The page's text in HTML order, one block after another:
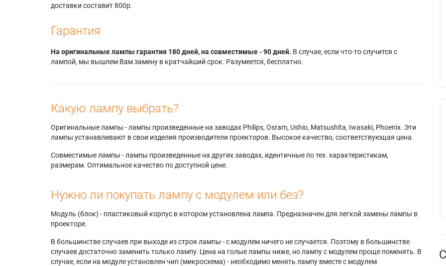
доставки составит 800р.
Гарантия
На оригинальные лампы гарантия 180 дней, на совместимые - 90 дней. В случае, если что-то случится с
лампой, мы вышлем Вам замену в кратчайший срок. Разумеется, бесплатно.
Какую лампу выбрать?
Оригинальные лампы - лампы произведенные на заводах Philips, Osram, Ushio, Matsushita, Iwasaki, Phoenix. Эти
лампы устанавливают в свои изделия производители проекторов. Высокое качество, соответствующая цена.
Совместимые лампы - лампы произведенные на других заводах, идентичные по тех. характеристикам,
размерам. Оптимальное качество по доступной цене.
Нужно ли покупать лампу с модулем или без?
Модуль (блок) - пластиковый корпус в котором установлена лампа. Предназначен для легкой замены лампы в
проекторе.
В большинстве случаев при выходе из строя лампы - с модулем ничего не случается. Поэтому в большинстве
случаев достаточно заменить только лампу. Цена на голые лампы ниже, но лампу с модулем проще поменять. В
случае, если на модуле установлен чип (микросхема) - необходимо менять лампу вместе с модулем